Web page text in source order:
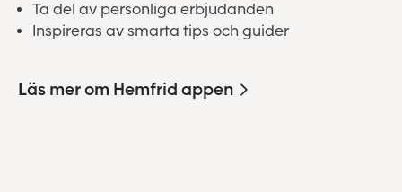
Ta del av personliga erbjudanden
Inspireras av smarta tips och guider
Läs mer om Hemfrid appen